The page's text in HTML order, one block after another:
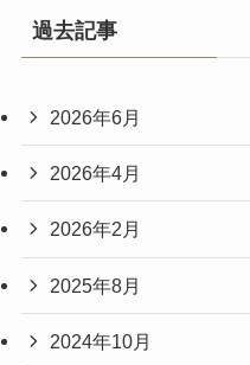
過去記事
2026年6月
2026年4月
2026年2月
2025年8月
2024年10月